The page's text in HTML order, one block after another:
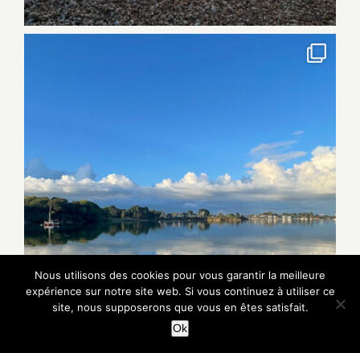
Nous utilisons des cookies pour vous garantir la meilleure
expérience sur notre site web. Si vous continuez à utiliser ce
site, nous supposerons que vous en êtes satisfait.
Ok